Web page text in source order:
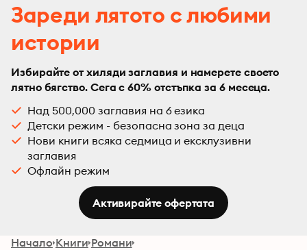
Зареди лятото с любими
истории
Избирайте от хиляди заглавия и намерете своето
лятно бягство. Сега с 60% отстъпка за 6 месеца.
Над 500,000 заглавия на 6 езика
Детски режим - безопасна зона за деца
Нови книги всяка седмица и ексклузивни
заглавия
Офлайн режим
Активирайте офертата
Начало Книги Романи